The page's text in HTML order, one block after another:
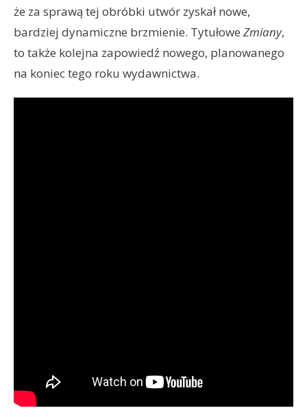
że za sprawą tej obróbki utwór zyskał nowe,
bardziej dynamiczne brzmienie. Tytułowe Zmiany,
to także kolejna zapowiedź nowego, planowanego
na koniec tego roku wydawnictwa.